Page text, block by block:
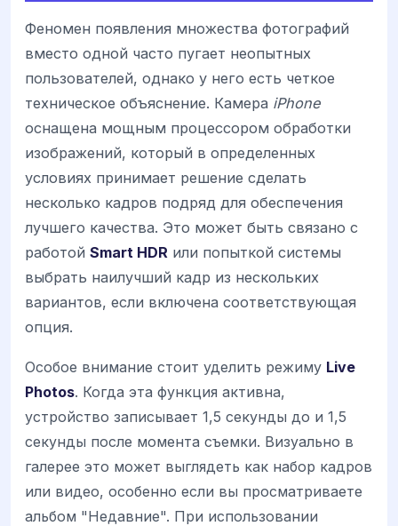
Феномен появления множества фотографий
вместо одной часто пугает неопытных
пользователей, однако у него есть четкое
техническое объяснение. Камера iPhone
оснащена мощным процессором обработки
изображений, который в определенных
условиях принимает решение сделать
несколько кадров подряд для обеспечения
лучшего качества. Это может быть связано с
работой Smart HDR или попыткой системы
выбрать наилучший кадр из нескольких
вариантов, если включена соответствующая
опция.
Особое внимание стоит уделить режиму Live
Photos. Когда эта функция активна,
устройство записывает 1,5 секунды до и 1,5
секунды после момента съемки. Визуально в
галерее это может выглядеть как набор кадров
или видео, особенно если вы просматриваете
альбом "Недавние". При использовании